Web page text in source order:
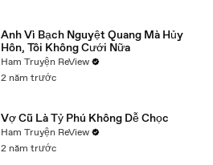
Anh Vì Bạch Nguyệt Quang Mà Hủy
Hôn, Tôi Không Cưới Nữa
Ham Truyện ReView
2 năm trước
Vợ Cũ Là Tỷ Phú Không Dễ Chọc
Ham Truyện ReView
2 năm trước